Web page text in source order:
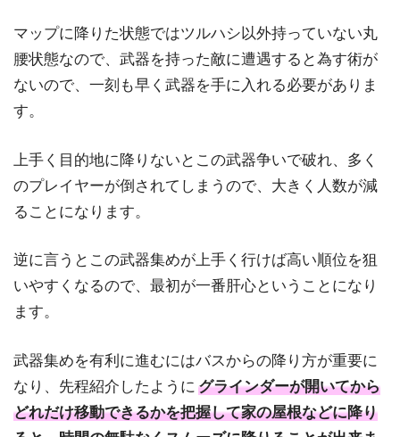
マップに降りた状態ではツルハシ以外持っていない丸
腰状態なので、武器を持った敵に遭遇すると為す術が
ないので、一刻も早く武器を手に入れる必要がありま
す。
上手く目的地に降りないとこの武器争いで破れ、多く
のプレイヤーが倒されてしまうので、大きく人数が減
ることになります。
逆に言うとこの武器集めが上手く行けば高い順位を狙
いやすくなるので、最初が一番肝心ということになり
ます。
武器集めを有利に進むにはバスからの降り方が重要に
なり、先程紹介したように グラインダーが開いてから
どれだけ移動できるかを把握して家の屋根などに降り